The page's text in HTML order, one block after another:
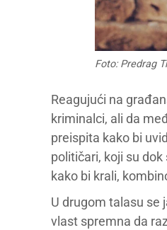
Foto: Predrag
Reagujući na
kriminalci, ali da
preispita kako bi
političari, koji su
kako bi krali,
U drugom talasu se
vlast spremna da